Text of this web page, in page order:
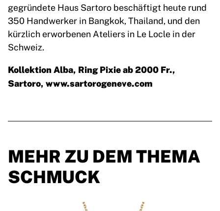
gegründete Haus Sartoro beschäftigt heute rund
350 Handwerker in Bangkok, Thailand, und den
kürzlich erworbenen Ateliers in Le Locle in der
Schweiz.
Kollektion Alba, Ring Pixie ab 2000 Fr.,
Sartoro, www.sartorogeneve.com
MEHR ZU DEM THEMA
SCHMUCK